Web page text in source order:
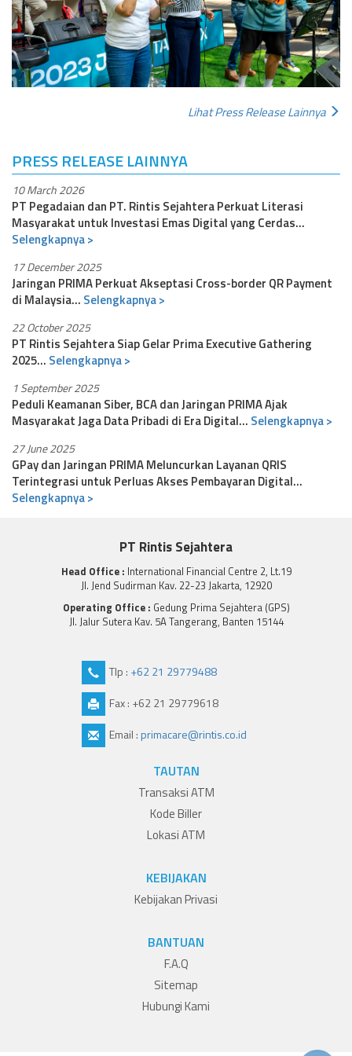
Lihat Press Release Lainnya
PRESS RELEASE LAINNYA
10 March 2026
PT Pegadaian dan PT. Rintis Sejahtera Perkuat Literasi
Masyarakat untuk Investasi Emas Digital yang Cerdas...
Selengkapnya >
17 December 2025
Jaringan PRIMA Perkuat Akseptasi Cross-border QR Payment
di Malaysia... Selengkapnya >
22 October 2025
PT Rintis Sejahtera Siap Gelar Prima Executive Gathering
2025... Selengkapnya >
1 September 2025
Peduli Keamanan Siber, BCA dan Jaringan PRIMA Ajak
Masyarakat Jaga Data Pribadi di Era Digital... Selengkapnya >
27 June 2025
GPay dan Jaringan PRIMA Meluncurkan Layanan QRIS
Terintegrasi untuk Perluas Akses Pembayaran Digital...
Selengkapnya >
PT Rintis Sejahtera
Head Office : International Financial Centre 2, Lt.19
Jl. Jend Sudirman Kav. 22-23 Jakarta, 12920
Operating Office : Gedung Prima Sejahtera (GPS)
Jl. Jalur Sutera Kav. 5A Tangerang, Banten 15144
Tlp : +62 21 29779488
Fax : +62 21 29779618
Email :primacare@rintis.co.id
TAUTAN
Transaksi ATM
Kode Biller
Lokasi ATM
KEBIJAKAN
Kebijakan Privasi
BANTUAN
F.A.Q
Sitemap
Hubungi Kami